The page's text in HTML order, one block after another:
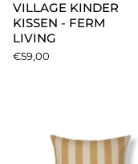
VILLAGE KINDER
KISSEN - FERM
LIVING
€59,00